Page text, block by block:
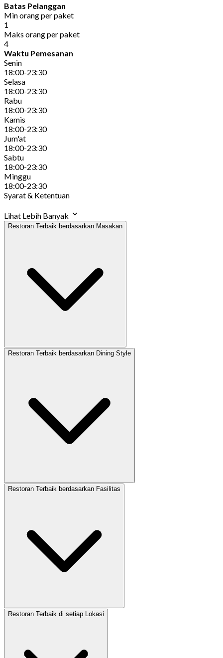
Batas Pelanggan
Min orang per paket
1
Maks orang per paket
4
Waktu Pemesanan
Senin
18:00-23:30
Selasa
18:00-23:30
Rabu
18:00-23:30
Kamis
18:00-23:30
Jum'at
18:00-23:30
Sabtu
18:00-23:30
Minggu
18:00-23:30
Syarat & Ketentuan
Lihat Lebih Banyak
Restoran Terbaik berdasarkan Masakan
Restoran Terbaik berdasarkan Dining Style
Restoran Terbaik berdasarkan Fasilitas
Restoran Terbaik di setiap Lokasi